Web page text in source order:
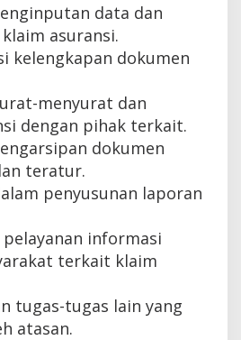
data dan
asuransi.
kelengkapan dokumen
menyurat dan
dengan pihak terkait.
dokumen
teratur.
penyusunan laporan
informasi
terkait klaim
tugas-tugas lain yang
atasan.